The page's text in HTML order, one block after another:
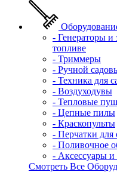
- Генераторы и
топливе
- Триммеры
- Ручной
- Техника для
- Воздуходувы
- Тепловые
- Цепные пилы
- Краскопульты
- Перчатки для
- Поливочное
- Аксессуары и
Смотреть Все